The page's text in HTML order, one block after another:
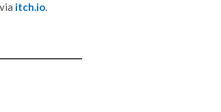
itch.io.